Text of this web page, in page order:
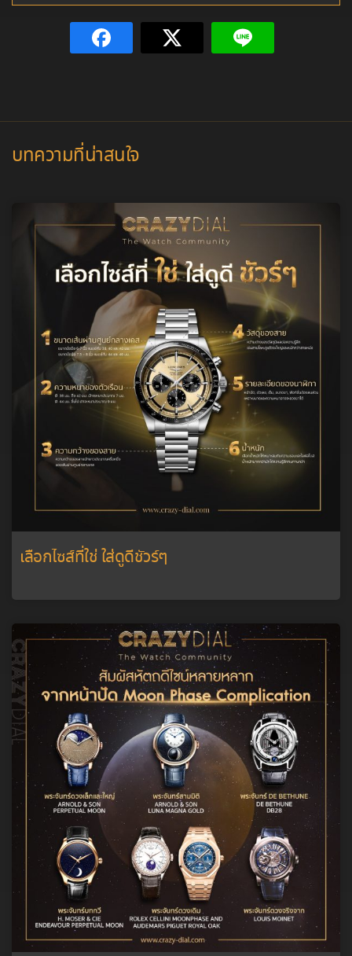
บทความที่น่าสนใจ
เลือกไซส์ที่ใช่ ใส่ดูดีชัวร์ๆ